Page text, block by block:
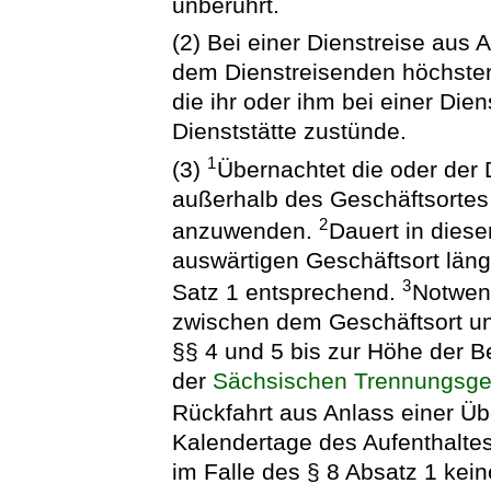
unberührt.
(2) Bei einer Dienstreise aus
dem Dienstreisenden
die ihr oder ihm bei einer
Dienststätte zustünde.
(3) 1Übernachtet die oder der
außerhalb des
anzuwenden.2Dauert in
auswärtigen Geschäftsort
Satz 1 entsprechend.3
zwischen dem Geschäftsort
§§ 4 und 5 bis zur Höhe der
der Sächsischen
Rückfahrt aus Anlass einer
Kalendertage des
im Falle des § 8 Absatz 1